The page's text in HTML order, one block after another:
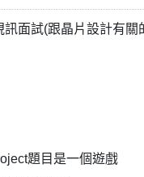
面試(跟晶片設計有關
題目是一個遊戲